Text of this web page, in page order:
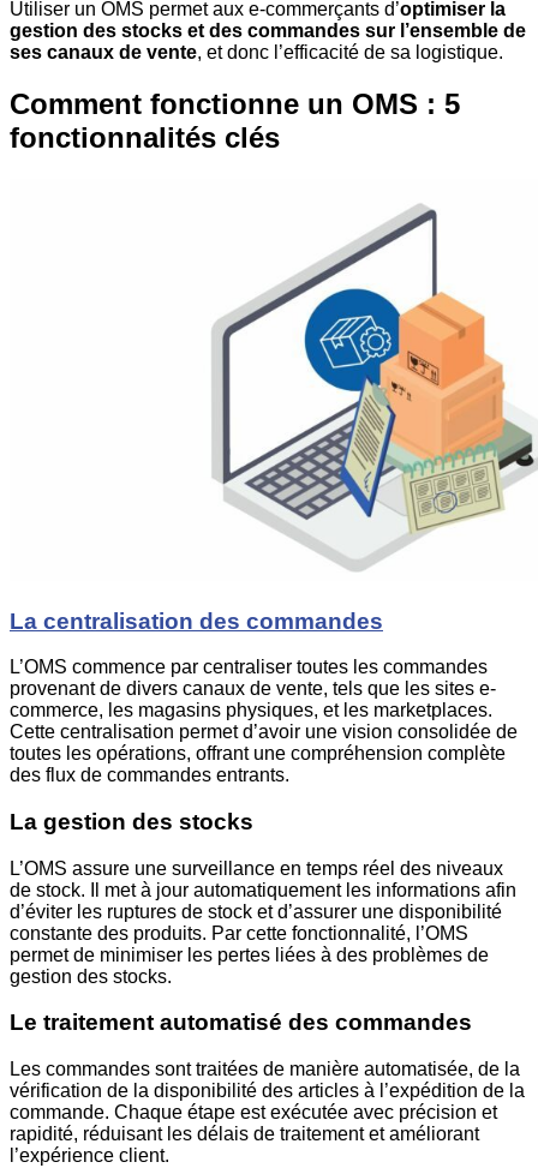
Utiliser un OMS permet aux e-commerçants d’optimiser la
gestion des stocks et des commandes sur l’ensemble de
ses canaux de vente, et donc l’efficacité de sa logistique.
Comment fonctionne un OMS : 5
fonctionnalités clés
La centralisation des commandes
L’OMS commence par centraliser toutes les commandes
provenant de divers canaux de vente, tels que les sites e-
commerce, les magasins physiques, et les marketplaces.
Cette centralisation permet d’avoir une vision consolidée de
toutes les opérations, offrant une compréhension complète
des flux de commandes entrants.
La gestion des stocks
L’OMS assure une surveillance en temps réel des niveaux
de stock. Il met à jour automatiquement les informations afin
d’éviter les ruptures de stock et d’assurer une disponibilité
constante des produits. Par cette fonctionnalité, l’OMS
permet de minimiser les pertes liées à des problèmes de
gestion des stocks.
Le traitement automatisé des commandes
Les commandes sont traitées de manière automatisée, de la
vérification de la disponibilité des articles à l’expédition de la
commande. Chaque étape est exécutée avec précision et
rapidité, réduisant les délais de traitement et améliorant
l’expérience client.